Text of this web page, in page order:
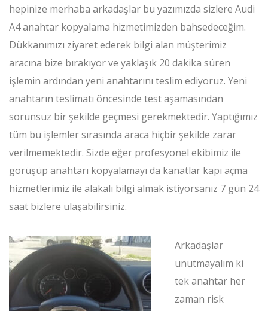
hepinize merhaba arkadaşlar bu yazımızda sizlere Audi
A4 anahtar kopyalama hizmetimizden bahsedeceğim.
Dükkanımızı ziyaret ederek bilgi alan müşterimiz
aracına bize bırakıyor ve yaklaşık 20 dakika süren
işlemin ardından yeni anahtarını teslim ediyoruz. Yeni
anahtarın teslimatı öncesinde test aşamasından
sorunsuz bir şekilde geçmesi gerekmektedir. Yaptığımız
tüm bu işlemler sırasında araca hiçbir şekilde zarar
verilmemektedir. Sizde eğer profesyonel ekibimiz ile
görüşüp anahtarı kopyalamayı da kanatlar kapı açma
hizmetlerimiz ile alakalı bilgi almak istiyorsanız 7 gün 24
saat bizlere ulaşabilirsiniz.
Arkadaşlar
unutmayalım ki
tek anahtar her
zaman risk